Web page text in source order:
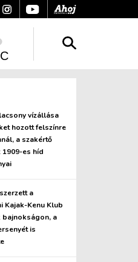
vízállása
hozott felszínre
a szakértő
1909-es híd
a
Kajak-Kenu Klub
bajnokságon, a
is